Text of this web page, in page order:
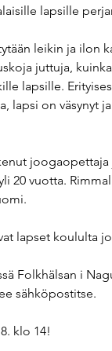
lapsille
leikin ja ilon
juttuja,
lapsille.
lapsi on väsynyt
20 vuotta.
lapset koululta
Folkhälsan i
sähköpostitse.
klo 14!